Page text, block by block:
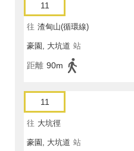
11
往 渣甸山(循環線)
豪園, 大坑道 站
距離 90m
11
往 大坑徑
豪園, 大坑道 站